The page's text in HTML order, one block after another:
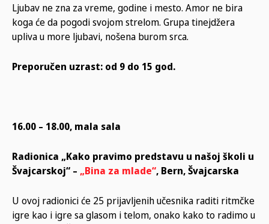
Ljubav ne zna za vreme, godine i mesto. Amor ne bira
koga će da pogodi svojom strelom. Grupa tinejdžera
upliva u more ljubavi, nošena burom srca.
Preporučen uzrast: od 9 do 15 god.
16.00 – 18.00, mala sala
Radionica „Kako pravimo predstavu u našoj školi u
Švajcarskoj“ – „Bina za mlade“, Bern, Švajcarska
U ovoj radionici će 25 prijavljenih učesnika raditi ritmčke
igre kao i igre sa glasom i telom, onako kako to radimo u